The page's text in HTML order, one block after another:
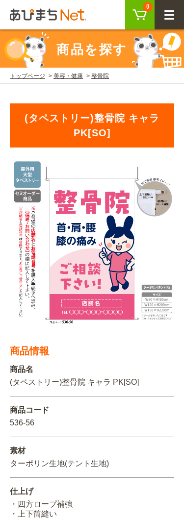
0
CLOSE
ログイン
会員登録
SEARCH
KEYWORD
注目キーワード
チュクミ 韓国グルメ 駐車場
CATEGORY
住まい・暮らし
美容・健康 地域・観光
カルチャー・教養
車・バイク関連
OTHER ITEMS
ORIGINAL ORDER
ご利用ガイド
USER GUIDE
ご利用ガイド トップ
取り扱い商品一覧
既製デザイン商品注文方法
オリジナルオーダー注文方法
料金一覧
お届け納期と配送方法
お支払方法
初めての方へ
BEGINNER'S GUIDE
初めての方へ トップ
商品について
お客様の声
よくある質問
オリジナルオーダー制作事例
商品を探す
トップページ 美容・健康 整骨院
(タペストリー)整骨院 キャラ
PK[SO]
商品情報
商品名
(タペストリー)整骨院 キャラ PK[SO]
商品コード
536-56
素材
ターポリン生地(テント生地)
仕上げ
・四方ロープ補強
・上下筒縫い